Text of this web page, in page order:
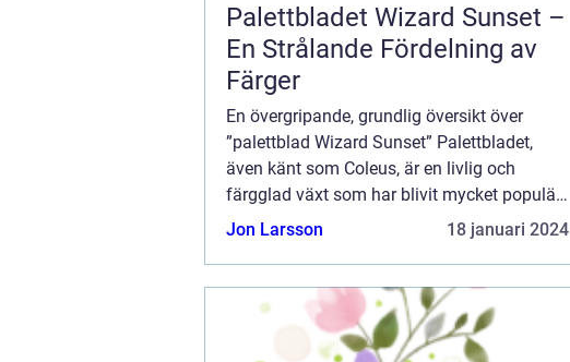
Palettbladet Wizard Sunset –
En Strålande Fördelning av
Färger
En övergripande, grundlig översikt över
”palettblad Wizard Sunset” Palettbladet,
även känt som Coleus, är en livlig och
färgglad växt som har blivit mycket populär
inom trädgårdsodling och som
Jon Larsson 18 januari 2024